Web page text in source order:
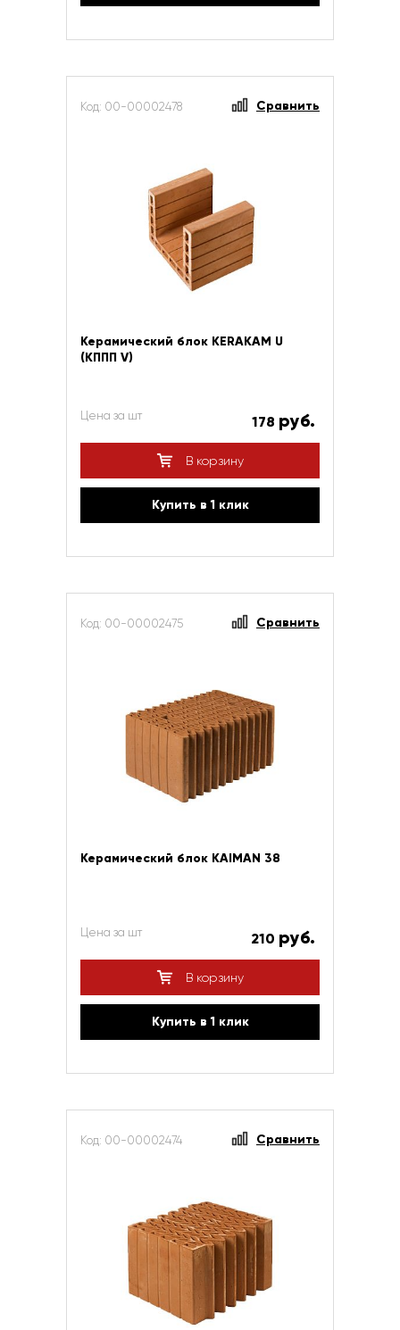
Код: 00-00002478 Сравнить
Керамический блок KERAKAM U
(КППП V)
Цена за шт 178 руб.
В корзину
Купить в 1 клик
Код: 00-00002475 Сравнить
Керамический блок KAIMAN 38
Цена за шт 210 руб.
В корзину
Купить в 1 клик
Код: 00-00002474 Сравнить